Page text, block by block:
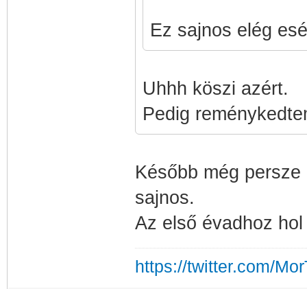
Ez sajnos elég
Uhhh köszi azért.
Pedig
Később még
sajnos.
Az első évadhoz
https://twitter.com/